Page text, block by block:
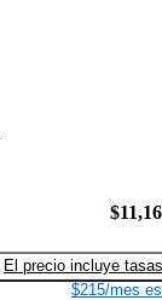
El precio incluye tasas
$215/mes